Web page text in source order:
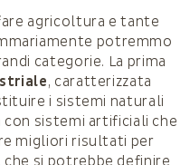
agricoltura e tante
potremmo
categorie. La prima
, caratterizzata
i sistemi naturali
sistemi artificiali che
migliori risultati per
che si potrebbe definire